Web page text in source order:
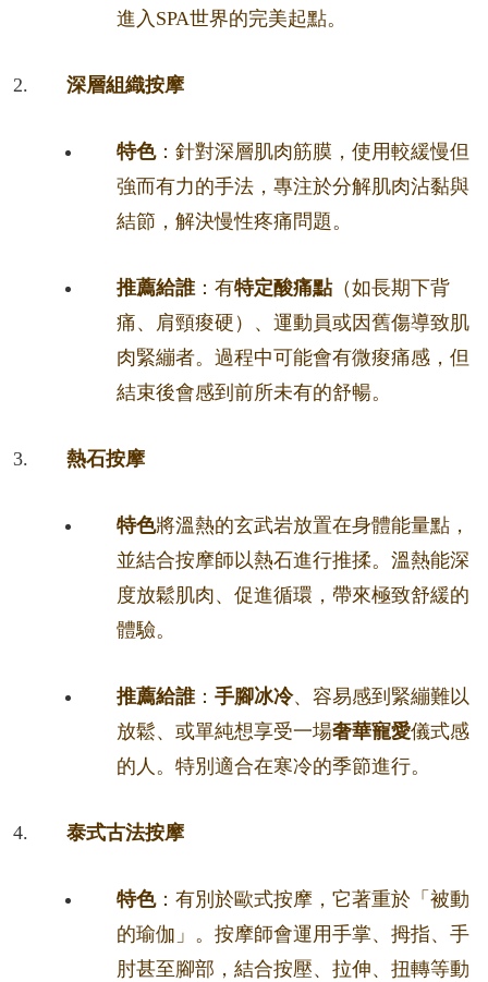
進入SPA世界的完美起點。
深層組織按摩
特色：針對深層肌肉筋膜，使用較緩慢但
強而有力的手法，專注於分解肌肉沾黏與
結節，解決慢性疼痛問題。
推薦給誰：有特定酸痛點（如長期下背
痛、肩頸痠硬）、運動員或因舊傷導致肌
肉緊繃者。過程中可能會有微痠痛感，但
結束後會感到前所未有的舒暢。
熱石按摩
特色將溫熱的玄武岩放置在身體能量點，
並結合按摩師以熱石進行推揉。溫熱能深
度放鬆肌肉、促進循環，帶來極致舒緩的
體驗。
推薦給誰： 手腳冰冷、容易感到緊繃難以
放鬆、或單純想享受一場奢華寵愛儀式感
的人。特別適合在寒冷的季節進行。
泰式古法按摩
特色：有別於歐式按摩，它著重於「被動
的瑜伽」。按摩師會運用手掌、拇指、手
肘甚至腳部，結合按壓、拉伸、扭轉等動